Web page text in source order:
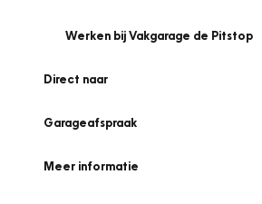
Werken bij Vakgarage de Pitstop
Direct naar
Garageafspraak
Meer informatie